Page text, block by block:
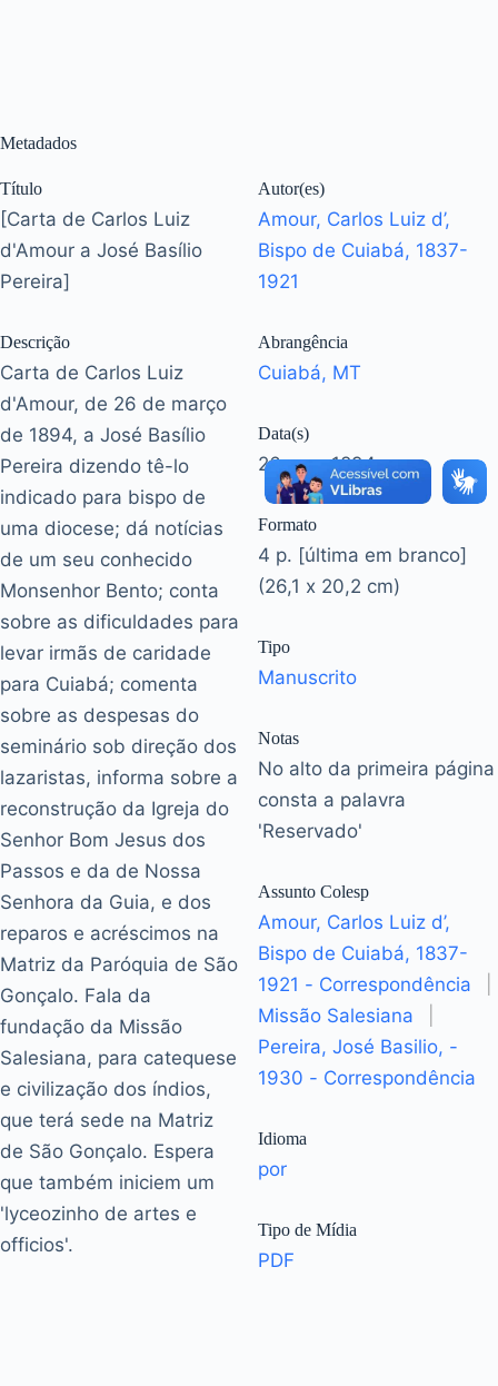
Metadados
Título
[Carta de Carlos Luiz
d'Amour a José Basílio
Pereira]
Descrição
Carta de Carlos Luiz
d'Amour, de 26 de março
de 1894, a José Basílio
Pereira dizendo tê-lo
indicado para bispo de
uma diocese; dá notícias
de um seu conhecido
Monsenhor Bento; conta
sobre as dificuldades para
levar irmãs de caridade
para Cuiabá; comenta
sobre as despesas do
seminário sob direção dos
lazaristas, informa sobre a
reconstrução da Igreja do
Senhor Bom Jesus dos
Passos e da de Nossa
Senhora da Guia, e dos
reparos e acréscimos na
Matriz da Paróquia de São
Gonçalo. Fala da
fundação da Missão
Salesiana, para catequese
e civilização dos índios,
que terá sede na Matriz
de São Gonçalo. Espera
que também iniciem um
'lyceozinho de artes e
officios'.
Autor(es)
Amour, Carlos Luiz d’,
Bispo de Cuiabá, 1837-
1921
Abrangência
Cuiabá, MT
Data(s)
26 mar. 1894
Formato
4 p. [última em branco]
(26,1 x 20,2 cm)
Tipo
Manuscrito
Notas
No alto da primeira página
consta a palavra
'Reservado'
Assunto Colesp
Amour, Carlos Luiz d’,
Bispo de Cuiabá, 1837-
1921 - Correspondência
Missão Salesiana
Pereira, José Basilio, -
1930 - Correspondência
Idioma
por
Tipo de Mídia
PDF